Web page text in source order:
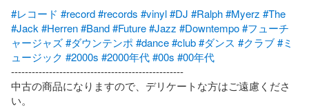
#レコード #record#records #vinyl#DJ #Ralph#Myerz #The
#Jack #Herren#Band#Future#Jazz #Downtempo#フューチ
ャージャズ#ダウンテンポ #dance#club#ダンス #クラブ#ミ
ュージック #2000s #2000年代#00s #00年代
--------------------------------------------------
中古の商品になりますので、デリケートな方はご遠慮くださ
い。